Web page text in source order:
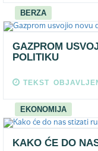
BERZA
GAZPROM
POLITIKU
TEKST
EKONOMIJA
KAKO ĆE DO